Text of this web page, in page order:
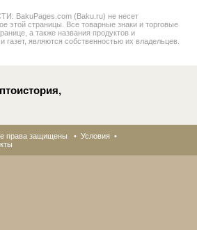
(Baku.ru) не несет
этой страницы. Все товарные знаки и торговые
а также названия продуктов и
газет, являются собственностью их владельцев.
права защищены • Условия •